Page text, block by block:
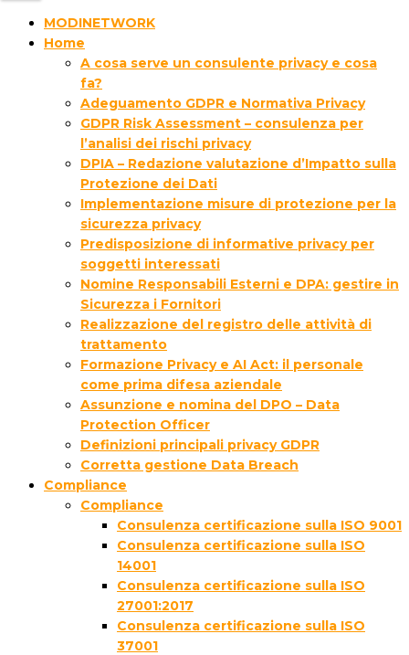
MODINETWORK
Home
A cosa serve un consulente privacy e cosa
fa?
Adeguamento GDPR e Normativa Privacy
GDPR Risk Assessment – consulenza per
l’analisi dei rischi privacy
DPIA – Redazione valutazione d’Impatto sulla
Protezione dei Dati
Implementazione misure di protezione per la
sicurezza privacy
Predisposizione di informative privacy per
soggetti interessati
Nomine Responsabili Esterni e DPA: gestire in
Sicurezza i Fornitori
Realizzazione del registro delle attività di
trattamento
Formazione Privacy e AI Act: il personale
come prima difesa aziendale
Assunzione e nomina del DPO – Data
Protection Officer
Definizioni principali privacy GDPR
Corretta gestione Data Breach
Compliance
Compliance
Consulenza certificazione sulla ISO 9001
Consulenza certificazione sulla ISO
14001
Consulenza certificazione sulla ISO
27001:2017
Consulenza certificazione sulla ISO
37001